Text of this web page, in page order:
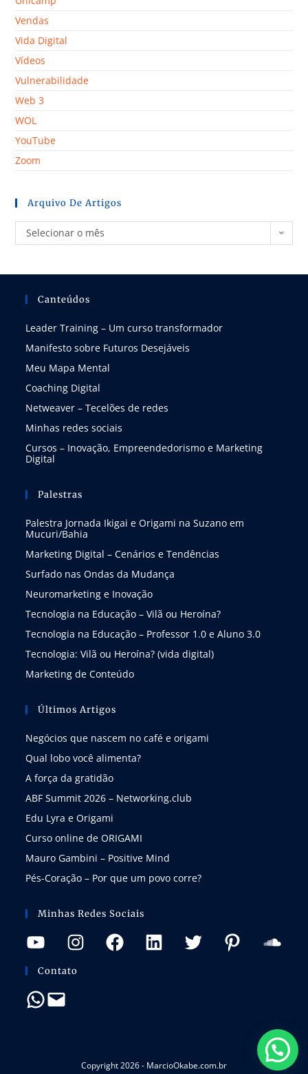
Vendas
Vida Digital
Vídeos
Vulnerabilidade
Web 3
WOL
YouTube
Zoom
Arquivo De Artigos
Selecionar o mês
Canteúdos
Leader Training – Um curso transformador
Manifesto sobre Futuros Desejáveis
Meu Mapa Mental
Coaching Digital
Netweaver – Tecelões de redes
Minhas redes sociais
Cursos – Inovação, Empreendedorismo e Marketing
Digital
Palestras
Palestra Jornada Ikigai e Origami na Suzano em
Mucuri/Bahia
Marketing Digital – Cenários e Tendências
Surfado nas Ondas da Mudança
Neuromarketing e Inovação
Tecnologia na Educação – Vilã ou Heroína?
Tecnologia na Educação – Professor 1.0 e Aluno 3.0
Tecnologia: Vilã ou Heroína? (vida digital)
Marketing de Conteúdo
Últimos Artigos
Negócios que nascem no café e origami
Qual lobo você alimenta?
A força da gratidão
ABF Summit 2026 – Networking.club
Edu Lyra e Origami
Curso online de ORIGAMI
Mauro Gambini – Positive Mind
Pés-Coração – Por que um povo corre?
Minhas Redes Sociais
Contato
Copyright 2026 - MarcioOkabe.com.br